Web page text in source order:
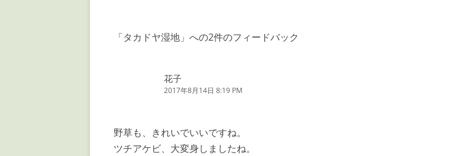
ナ
ン
「タカドヤ湿地 」への2件のフィードバック
花子
2017年8月14日 8:19 PM
野草も、きれいでいいですね。
ツチアケビ、大変身しましたね。